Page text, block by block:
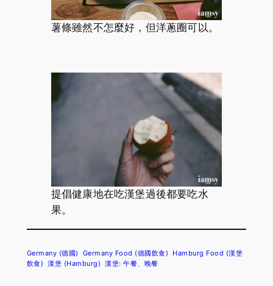
薯條雖然不怎麼好，但洋蔥圈可以。
提倡健康地在吃漢堡過後都要吃水
果。
Germany (德國) Germany Food (德國飲食)
Hamburg Food (漢堡
飲食) 漢堡 (Hamburg) 漢堡: 午餐、晚餐